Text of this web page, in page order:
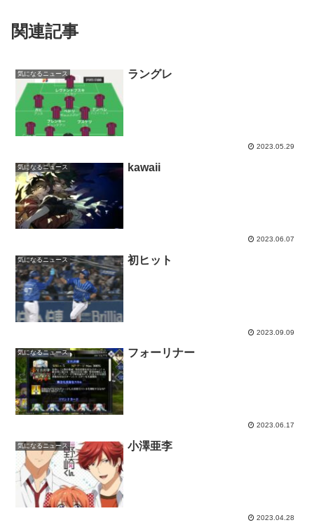
関連記事
気になるニュース ラングレ
2023.05.29
気になるニュース kawaii
2023.06.07
気になるニュース 初ヒット
2023.09.09
気になるニュース フォーリナー
2023.06.17
気になるニュース 小澤亜李
2023.04.28